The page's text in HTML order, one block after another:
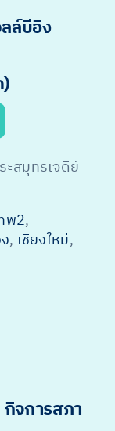
ล์บีอิง
สมุทรเจดีย์
พ2,
, เชียงใหม่,
จการสภา